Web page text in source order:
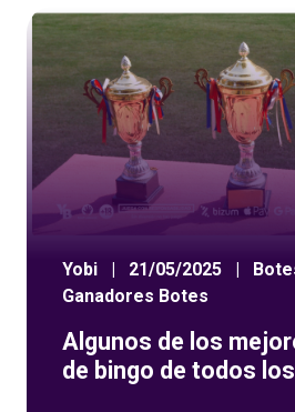
Yobi 21/05/2025
Ganadores Botes
Algunos de los
de bingo de todos